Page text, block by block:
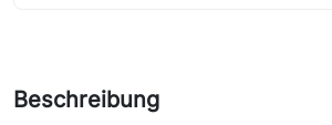
Beschreibung